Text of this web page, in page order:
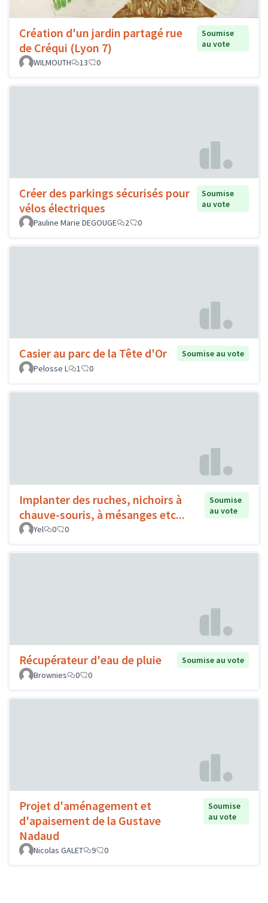
Création d'un jardin partagé rue
de Créqui (Lyon 7)
Soumise
au vote
WILMOUTH
13 0
Créer des parkings sécurisés pour
vélos électriques
Soumise
au vote
Pauline Marie DEGOUGE
2 0
Casier au parc de la Tête d'Or
Soumise au vote
Pelosse L
1 0
Implanter des ruches, nichoirs à
chauve-souris, à mésanges etc...
Soumise
au vote
Yel
0 0
Récupérateur d'eau de pluie
Soumise au vote
Brownies
0 0
Projet d'aménagement et
d'apaisement de la Gustave
Nadaud
Soumise
au vote
Nicolas GALET 9 0